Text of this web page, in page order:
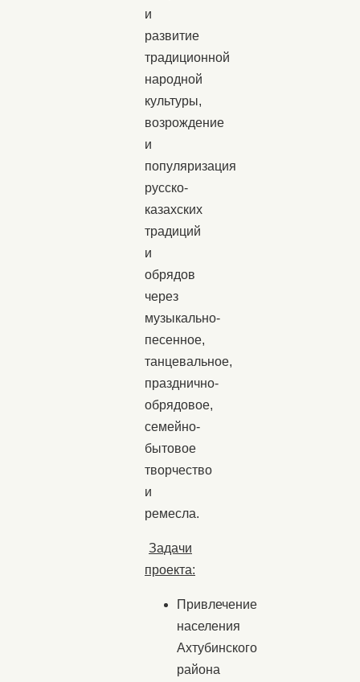
и
развитие
традиционной
народной
культуры,
возрождение
и
популяризация
русско-
казахских
традиций
и
обрядов
через
музыкально-
песенное,
танцевальное,
празднично-
обрядовое,
семейно-
бытовое
творчество
и
ремесла.
Задачи
проекта:
Привлечение
населения
Ахтубинского
района